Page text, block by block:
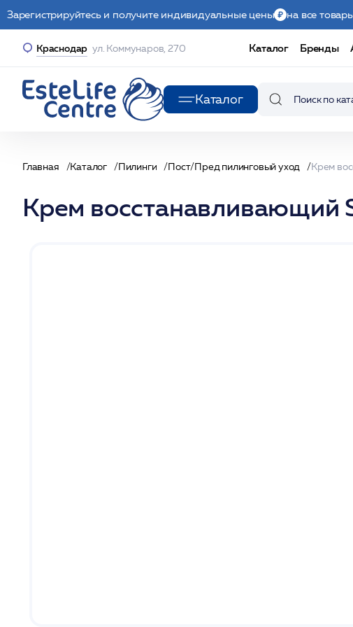
Зарегистрируйтесь и получите индивидуальные цены на все
Краснодар ул. Коммунаров, 270 Каталог Бренды
Каталог
Главная Каталог Пилинги Пост/Пред пилинговый уход
Крем восстанавливающий